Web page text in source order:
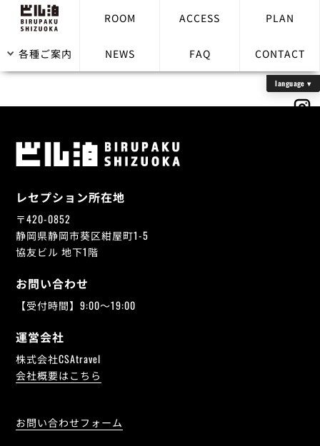
ROOM ACCESS PLAN
各種ご案内 NEWS FAQ CONTACT
fuji_hongu
レセプション所在地
〒420-0852
静岡県静岡市葵区紺屋町1-5
協友ビル 地下1階
お問い合わせ
【受付時間】9:00～19:00
運営会社
株式会社CSAtravel
会社概要はこちら
お問い合わせフォーム